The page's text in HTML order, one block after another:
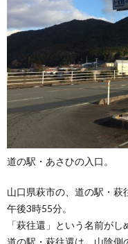
道の駅・あさひの入口。
山口県萩市の、道の駅・萩
午後3時55分。
「萩往還」という名前がし
道の駅・萩往還は、山陰側